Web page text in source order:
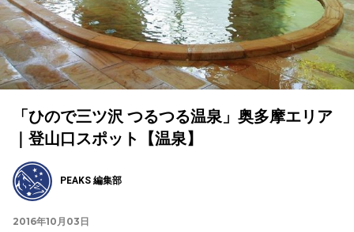
「ひので三ツ沢 つるつる温泉」奥多摩エリア
｜登山口スポット【温泉】
PEAKS 編集部
2016年10月03日